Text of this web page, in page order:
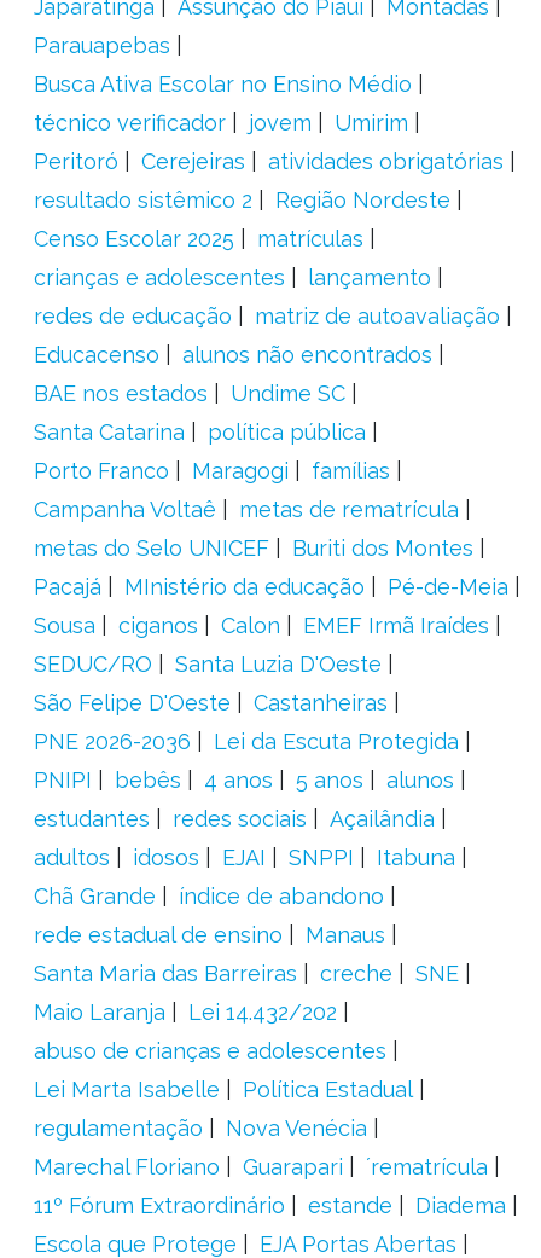
Japaratinga Assunção do Piauí
Montadas
Parauapebas
Busca Ativa Escolar no Ensino Médio
técnico verificador
jovem
Umirim
Peritoró
Cerejeiras
atividades obrigatórias
resultado sistêmico 2
Região Nordeste
Censo Escolar 2025
matrículas
crianças e adolescentes
lançamento
redes de educação
matriz de autoavaliação
Educacenso
alunos não encontrados
BAE nos estados
Undime SC
Santa Catarina
política pública
Porto Franco
Maragogi
famílias
Campanha Voltaê
metas de rematrícula
metas do Selo UNICEF
Buriti dos Montes
Pacajá
MInistério da educação
Pé-de-Meia
Sousa
ciganos Calon
EMEF Irmã Iraídes
SEDUC/RO
Santa Luzia D'Oeste
São Felipe D'Oeste
Castanheiras
PNE 2026-2036
Lei da Escuta Protegida
PNIPI
bebês 4 anos 5 anos
alunos
estudantes
redes sociais
Açailândia
adultos
idosos EJAI SNPPI
Itabuna
Chã Grande
índice de abandono
rede estadual de ensino
Manaus
Santa Maria das Barreiras
creche
SNE
Maio Laranja
Lei 14.432/202
abuso de crianças e adolescentes
Lei Marta Isabelle
Política Estadual
regulamentação
Nova Venécia
Marechal Floriano
Guarapari
´rematrícula
11º Fórum Extraordinário
estande
Diadema
Escola que Protege
EJA Portas Abertas